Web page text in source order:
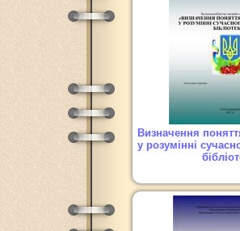
Визначення
у розумінні